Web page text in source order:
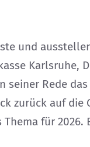
und
Karlsruhe,
Rede
zurück auf die
für